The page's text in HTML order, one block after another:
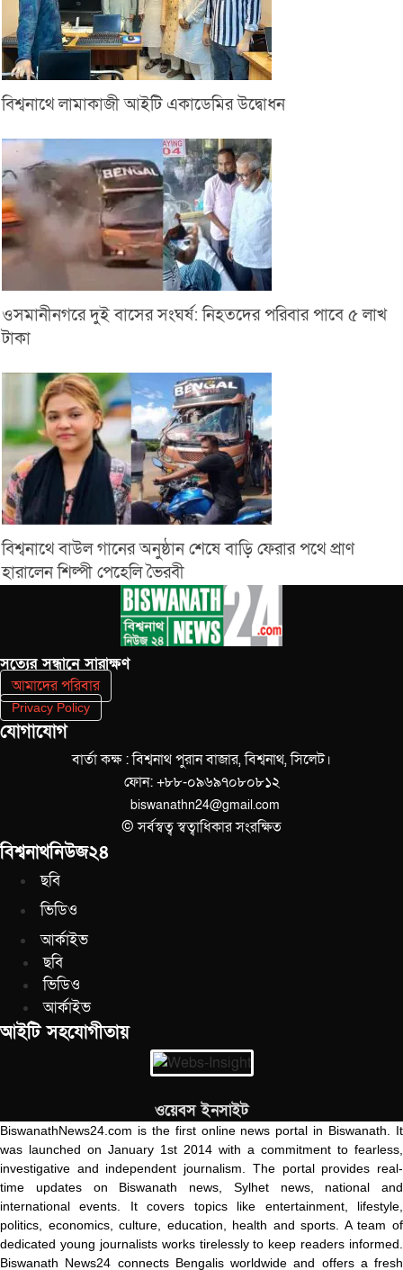
বিশ্বনাথে লামাকাজী আইটি একাডেমির উদ্বোধন
ওসমানীনগরে দুই বাসের সংঘর্ষ: নিহতদের পরিবার পাবে ৫ লাখ
টাকা
বিশ্বনাথে বাউল গানের অনুষ্ঠান শেষে বাড়ি ফেরার পথে প্রাণ
হারালেন শিল্পী পেহেলি ভৈরবী
সত‌্যের সন্ধানে সারাক্ষণ
আমাদের পরিবার
Privacy Policy
যোগাযোগ
বার্তা কক্ষ : বিশ্বনাথ পুরান বাজার, বিশ্বনাথ, সিলেট।
ফোন: +৮৮-০৯৬৯৭০৮০৮১২
biswanathn24@gmail.com
© সর্বস্বত্ব স্বত্বাধিকার সংরক্ষিত
বিশ্বনাথনিউজ২৪
ছবি
ভিডিও
আর্কাইভ
ছবি
ভিডিও
আর্কাইভ
আইটি সহযোগীতায়
ওয়েবস ইনসাইট
BiswanathNews24.com is the first online news portal in Biswanath. It
was launched on January 1st 2014 with a commitment to fearless,
investigative and independent journalism. The portal provides real-
time updates on Biswanath news, Sylhet news, national and
international events. It covers topics like entertainment, lifestyle,
politics, economics, culture, education, health and sports. A team of
dedicated young journalists works tirelessly to keep readers informed.
Biswanath News24 connects Bengalis worldwide and offers a fresh